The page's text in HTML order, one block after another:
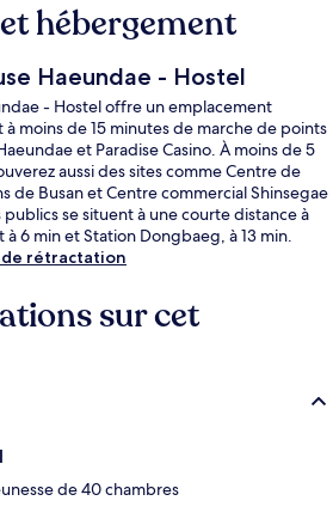
hébergement
Haeundae - Hostel
- Hostel offre un emplacement
moins de 15 minutes de marche de points
et Paradise Casino. À moins de 5
aussi des sites comme Centre de
de Busan et Centre commercial Shinsegae
se situent à une courte distance à
6 min et Station Dongbaeg, à 13 min.
rétractation
sur cet
de 40 chambres